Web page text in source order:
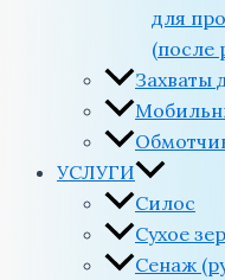
для
(после
Захваты
УСЛУГИ
Силос
Сухое
Сенаж